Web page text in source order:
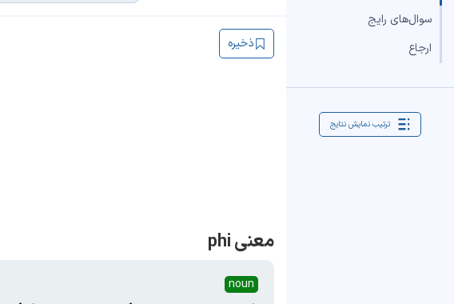
سوال‌های رایج
ارجاع
ترتیب نمایش نتایج
ذخیره
معنی phi
noun